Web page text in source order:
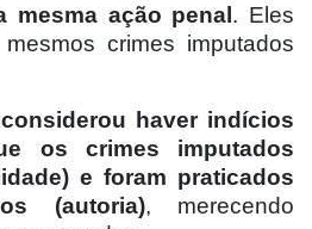
mesma ação penal. Eles
crimes imputados
haver indícios
os crimes imputados
e foram praticados
(autoria), merecendo